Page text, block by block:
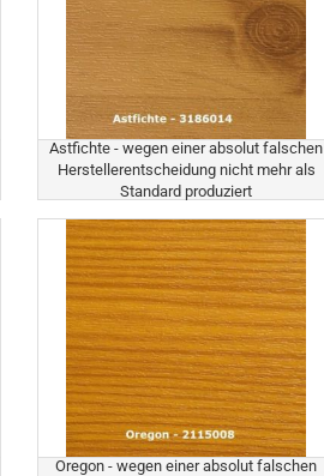
Astfichte - wegen einer absolut falschen
Herstellerentscheidung nicht mehr als
Standard produziert
Oregon - wegen einer absolut falschen